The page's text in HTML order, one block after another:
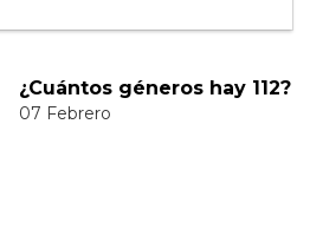
¿Cuántos géneros hay 112?
07 Febrero